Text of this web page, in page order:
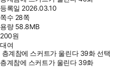
등록일 2026.03.10
쪽수 28쪽
용량 58.8MB
200원
대여
층계참에 스커트가 울린다 39화 선택
층계참에 스커트가 울린다 39화